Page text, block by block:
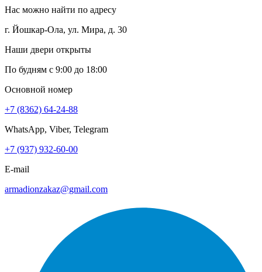
Нас можно найти по адресу
г. Йошкар-Ола, ул. Мира, д. 30
Наши двери открыты
По будням с 9:00 до 18:00
Основной номер
+7 (8362) 64-24-88
WhatsApp, Viber, Telegram
+7 (937) 932-60-00
E-mail
armadionzakaz@gmail.com